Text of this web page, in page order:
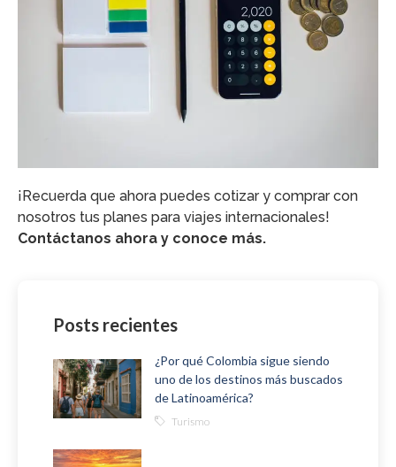
¡Recuerda que ahora puedes cotizar y comprar con
nosotros tus planes para viajes internacionales!
Contáctanos ahora y conoce más.
Posts recientes
¿Por qué Colombia sigue siendo
uno de los destinos más buscados
de Latinoamérica?
Turismo